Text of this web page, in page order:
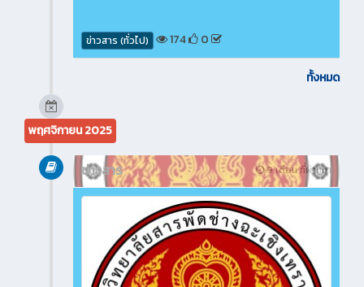
ข่าวสาร (ทั่วไป) 174 0
ทั้งหมด
พฤศจิกายน 2025
9 เดือน ที่ผ่านมา
ข่าวสาร